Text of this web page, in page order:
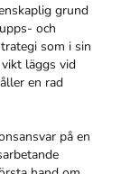
grund
och
som i sin
läggs vid
en rad
på en